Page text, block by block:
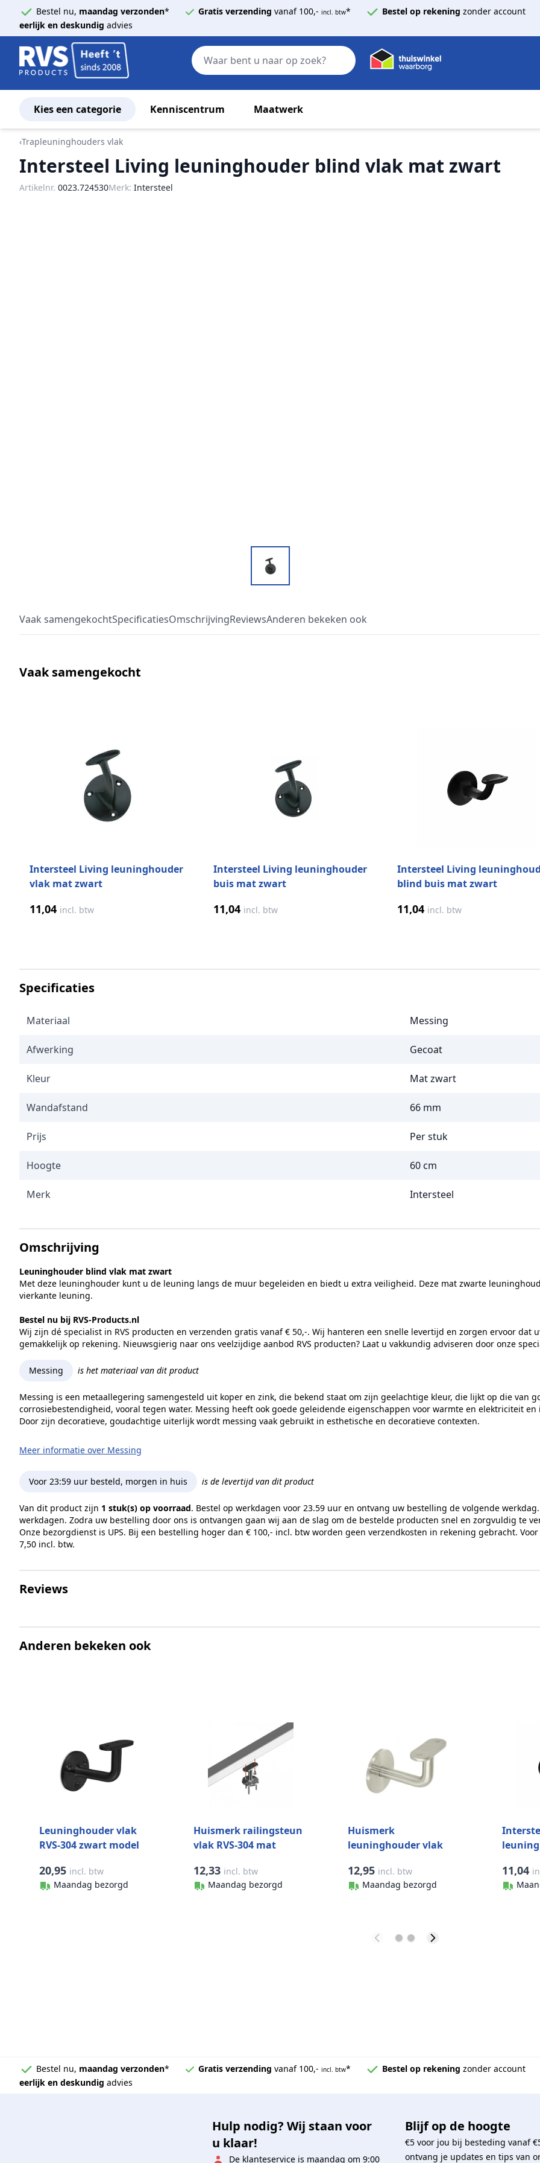
Bestel nu, maandag verzonden* Gratis verzending vanaf 100,- incl. btw* Bestel op rekening zonder account
eerlijk en deskundig advies
Zoek
Kies een categorie Kenniscentrum
Maatwerk
Ga naar de inhoud
‹Trapleuninghouders vlak
Intersteel Living leuninghouder blind vlak mat zwart
Artikelnr. 0023.724530Merk: Intersteel
Vaak samengekochtSpecificatiesOmschrijvingReviewsAnderen bekeken ook
Vaak samengekocht
Intersteel Living leuninghouder
vlak mat zwart
11,04 incl. btw
Intersteel Living leuninghouder
buis mat zwart
11,04 incl. btw
Intersteel Living
blind buis mat zwart
11,04 incl. btw
Specificaties
Materiaal Messing
Afwerking Gecoat
Kleur Mat zwart
Wandafstand 66 mm
Prijs Per stuk
Hoogte 60 cm
Merk Intersteel
Omschrijving
Leuninghouder blind vlak mat zwart
Met deze leuninghouder kunt u de leuning langs de muur begeleiden en biedt u extra veiligheid. Deze mat zwarte
vierkante leuning.
Bestel nu bij RVS-Products.nl
Wij zijn dé specialist in RVS producten en verzenden gratis vanaf € 50,-. Wij hanteren een snelle levertijd en zorgen ervoor
gemakkelijk op rekening. Nieuwsgierig naar ons veelzijdige aanbod RVS producten? Laat u vakkundig adviseren door onze
Messing is het materiaal van dit product
Messing is een metaallegering samengesteld uit koper en zink, die bekend staat om zijn geelachtige kleur, die lijkt op die van
corrosiebestendigheid, vooral tegen water. Messing heeft ook goede geleidende eigenschappen voor warmte en elektriciteit
Door zijn decoratieve, goudachtige uiterlijk wordt messing vaak gebruikt in esthetische en decoratieve contexten.
Meer informatie over Messing
Voor 23:59 uur besteld, morgen in huis is de levertijd van dit product
Van dit product zijn 1 stuk(s) op voorraad. Bestel op werkdagen voor 23.59 uur en ontvang uw bestelling de volgende
werkdagen. Zodra uw bestelling door ons is ontvangen gaan wij aan de slag om de bestelde producten snel en zorgvuldig te
Onze bezorgdienst is UPS. Bij een bestelling hoger dan € 100,- incl. btw worden geen verzendkosten in rekening gebracht.
7,50 incl. btw.
Reviews
Anderen bekeken ook
Leuninghouder vlak
RVS-304 zwart model
20,95 incl. btw
Maandag bezorgd
Huismerk railingsteun
vlak RVS-304 mat
12,33 incl. btw
Maandag bezorgd
Huismerk
leuninghouder vlak
model 0111
12,95 incl. btw
Maandag bezorgd
11,04
Bestel nu, maandag verzonden* Gratis verzending vanaf 100,- incl. btw* Bestel op rekening zonder account
eerlijk en deskundig advies
Hulp nodig? Wij staan voor
u klaar!
De klanteservice is maandag om 9:00
Blijf op de hoogte
€5 voor jou bij besteding vanaf
ontvang je updates en tips van